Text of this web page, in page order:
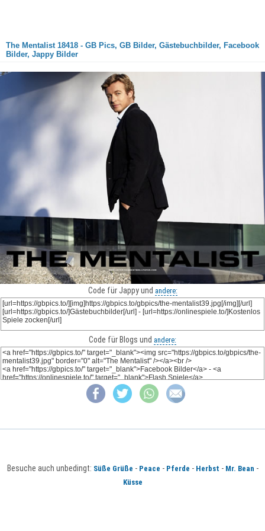
The Mentalist 18418 - GB Pics, GB Bilder, Gästebuchbilder, Facebook
Bilder, Jappy Bilder
Code für Jappy und andere:
Code für Blogs und andere:
Besuche auch unbedingt: Süße Grüße - Peace - Pferde - Herbst - Mr. Bean -
Küsse